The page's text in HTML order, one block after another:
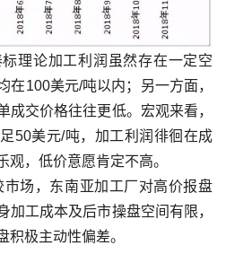
理论加工利润虽然存在一定空
在100美元/吨以内；另一方面，
成交价格往往更低。宏观来看，
50美元/吨，加工利润徘徊在成
，低价意愿肯定不高。
场，东南亚加工厂对高价报盘
加工成本及后市操盘空间有限，
积极主动性偏差。